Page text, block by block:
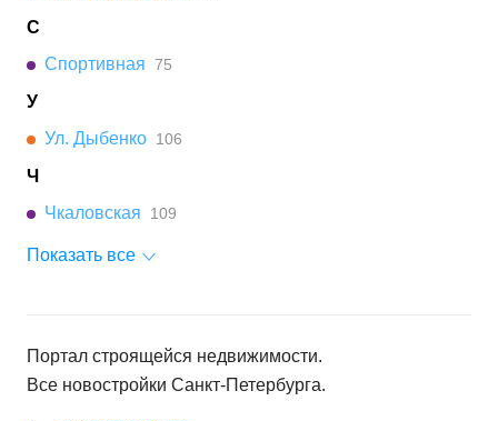
С
Спортивная 75
У
Ул. Дыбенко 106
Ч
Чкаловская
109
Показать все
Портал строящейся недвижимости.
Все новостройки Санкт-Петербурга.